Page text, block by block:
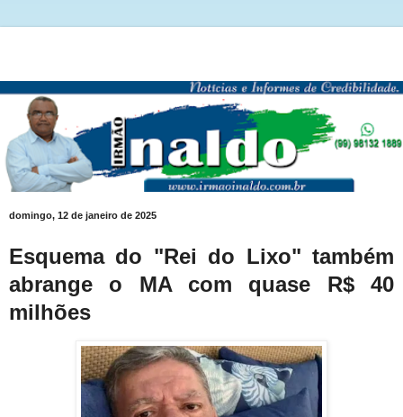
domingo, 12 de janeiro de 2025
Esquema do "Rei do Lixo" também
abrange o MA com quase R$ 40
milhões